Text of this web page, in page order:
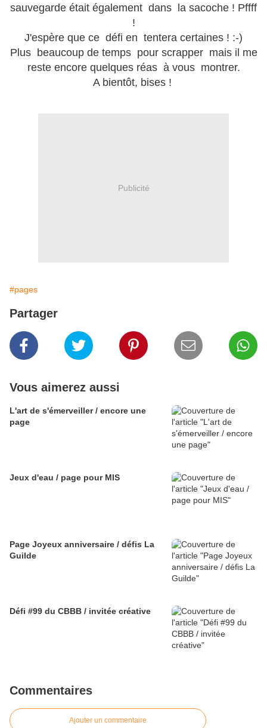
sauvegarde était également dans la sacoche ! Pffff
!
J'espère que ce défi en tentera certaines ! :-)
Plus beaucoup de temps pour scrapper mais il me
reste encore quelques réas à vous montrer.
A bientôt, bises !
Publicité
#pages
Partager
Vous aimerez aussi
L'art de s'émerveiller / encore une
page
Jeux d'eau / page pour MIS
Page Joyeux anniversaire / défis La
Guilde
Défi #99 du CBBB / invitée créative
Commentaires
Ajouter un commentaire